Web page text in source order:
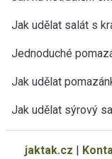
Jak udělat salát s
Jednoduché
Jak udělat
Jak udělat sýrový
jaktak.cz |